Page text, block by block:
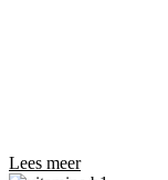
Lees meer